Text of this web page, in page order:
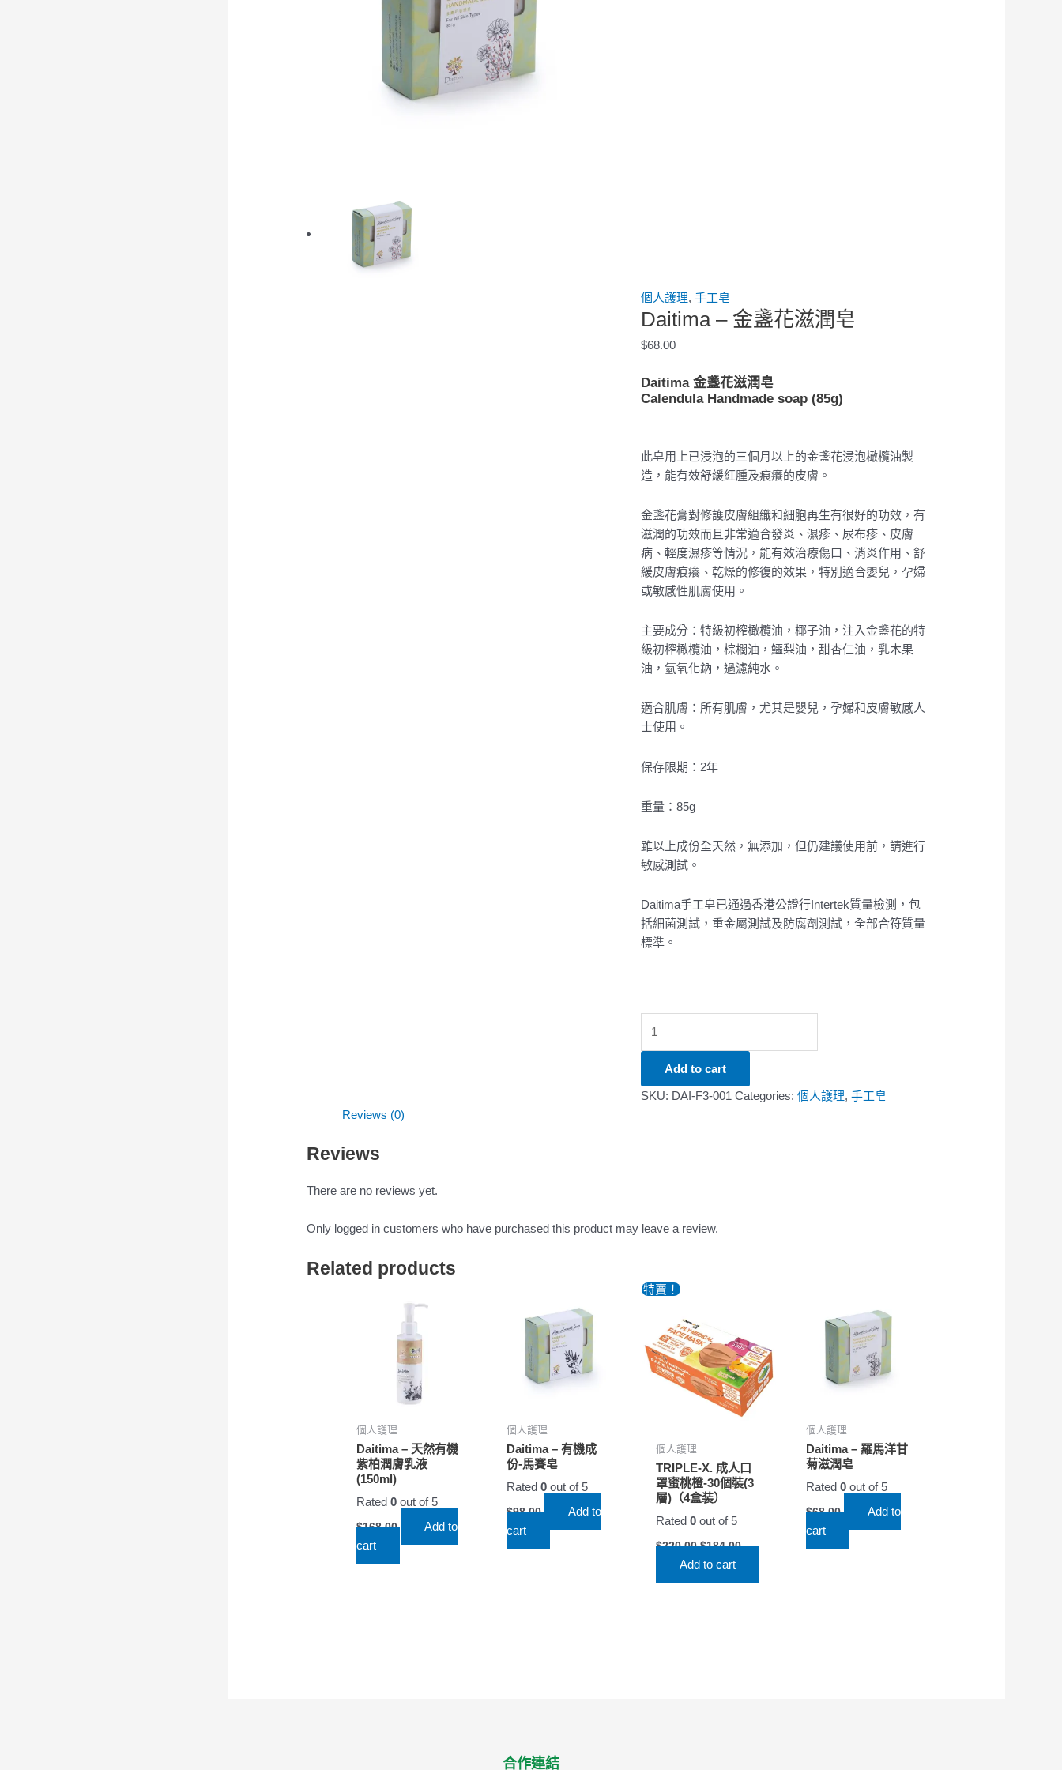
個人護理,手工皂
Daitima – 金盞花滋潤皂
$68.00
Daitima 金盞花滋潤皂
Calendula Handmade soap (85g)
此皂用上已浸泡的三個月以上的金盞花浸泡橄欖油製
造，能有效舒緩紅腫及痕癢的皮膚。
金盞花膏對修護皮膚組織和細胞再生有很好的功效，有
滋潤的功效而且非常適合發炎、濕疹、尿布疹、皮膚
病、輕度濕疹等情況，能有效治療傷口、消炎作用、舒
緩皮膚痕癢、乾燥的修復的效果，特別適合嬰兒，孕婦
或敏感性肌膚使用。
主要成分：特級初榨橄欖油，椰子油，注入金盞花的特
級初榨橄欖油，棕櫚油，鱷梨油，甜杏仁油，乳木果
油，氫氧化鈉，過濾純水。
適合肌膚：所有肌膚，尤其是嬰兒，孕婦和皮膚敏感人
士使用。
保存限期：2年
重量：85g
雖以上成份全天然，無添加，但仍建議使用前，請進行
敏感測試。
Daitima手工皂已通過香港公證行Intertek質量檢測，包
括細菌測試，重金屬測試及防腐劑測試，全部合符質量
標準。
Add to cart
SKU: DAI-F3-001 Categories:個人護理,手工皂
Reviews (0)
Reviews
There are no reviews yet.
Only logged in customers who have purchased this product may leave a review.
Related products
個人護理
Daitima – 天然有機
紫柏潤膚乳液
(150ml)
Rated0 out of 5
$168.00
Add to
cart
個人護理
Daitima – 有機成
份-馬賽皂
Rated 0out of 5
$98.00
Add to
cart
特賣！
個人護理
TRIPLE-X. 成人口
罩蜜桃橙-30個裝(3
層)（4盒装）
Rated0 out of 5
$220.00 $184.00
Add to cart
個人護理
Daitima – 羅馬洋甘
菊滋潤皂
Rated0 out of 5
$68.00
Add to
cart
合作連結